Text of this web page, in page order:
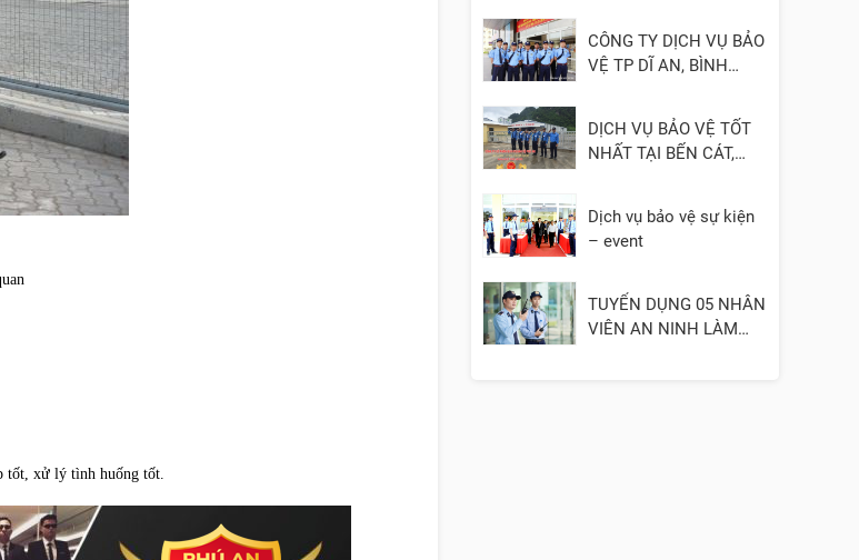
tốt, xử lý tình huống tốt.
Nai, Cần Thơ, Long An
CÔNG TY DỊCH VỤ BẢO
VỆ TP DĨ AN, BÌNH
DỊCH VỤ BẢO VỆ TỐT
NHẤT TẠI BẾN CÁT,
Dịch vụ bảo vệ sự kiện
– event
TUYỂN DỤNG 05 NHÂN
VIÊN AN NINH LÀM